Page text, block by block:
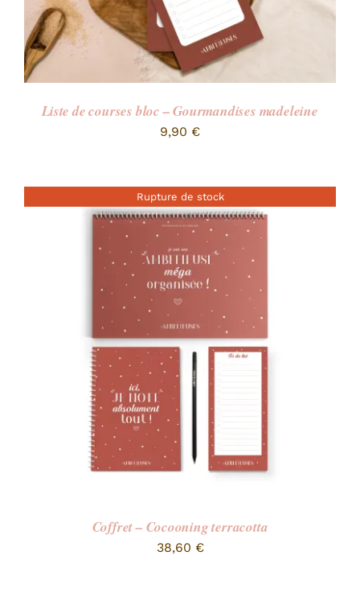
Liste de courses bloc – Gourmandises madeleine
9,90 €
Rupture de stock
Coffret – Cocooning terracotta
38,60 €